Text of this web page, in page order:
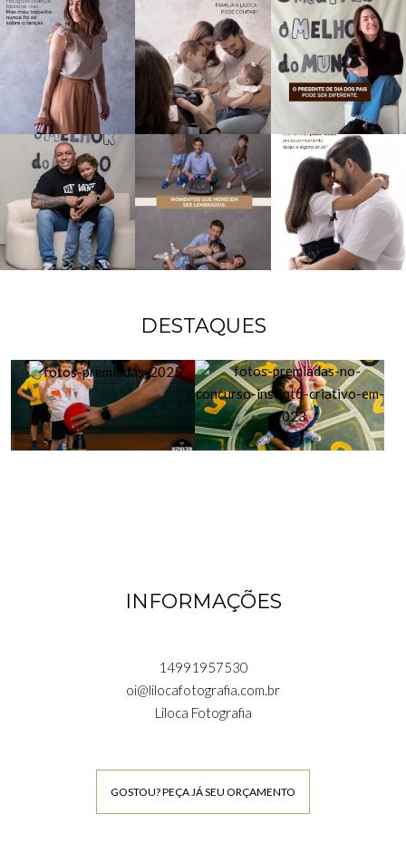
DESTAQUES
INFORMAÇÕES
14991957530
oi@lilocafotografia.com.br
Liloca Fotografia
GOSTOU? PEÇA JÁ SEU ORÇAMENTO